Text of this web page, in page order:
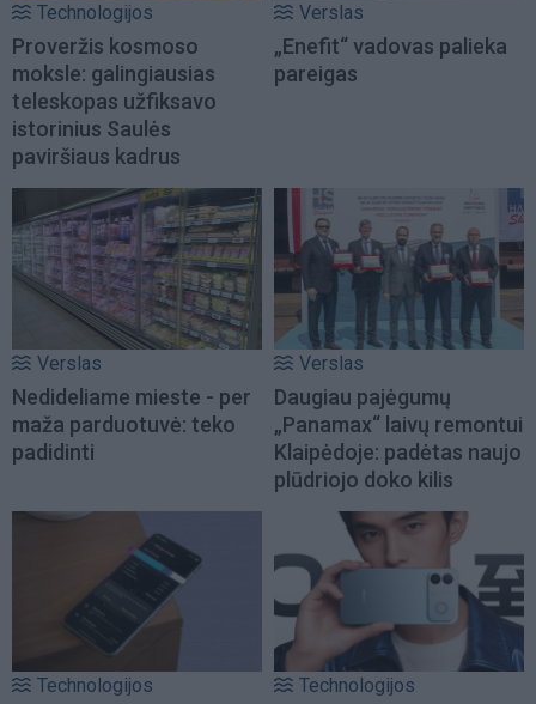
Technologijos
Proveržis kosmoso
moksle: galingiausias
teleskopas užfiksavo
istorinius Saulės
paviršiaus kadrus
Verslas
„Enefit“ vadovas palieka
pareigas
Verslas
Nedideliame mieste - per
maža parduotuvė: teko
padidinti
Verslas
Daugiau pajėgumų
„Panamax“ laivų remontui
Klaipėdoje: padėtas naujo
plūdriojo doko kilis
Technologijos Technologijos